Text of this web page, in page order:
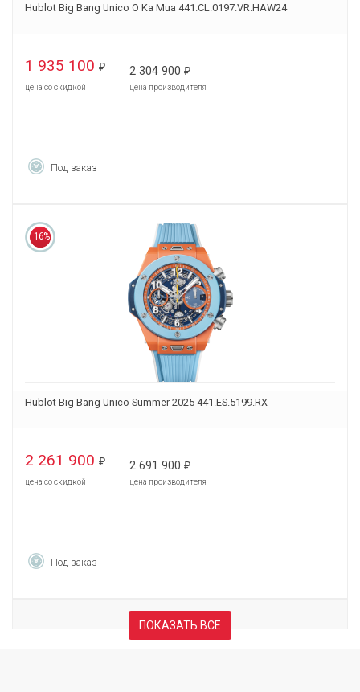
Hublot Big Bang Unico O Ka Mua 441.CL.0197.VR.HAW24
1 935 100 ₽
цена со скидкой
2 304 900 ₽
цена производителя
Под заказ
16%
Hublot Big Bang Unico Summer 2025 441.ES.5199.RX
2 261 900 ₽
цена со скидкой
2 691 900 ₽
цена производителя
Под заказ
ПОКАЗАТЬ ВСЕ